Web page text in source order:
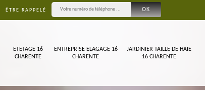
ÊTRE RAPPELÉ
ETETAGE 16
CHARENTE
ENTREPRISE ELAGAGE 16
CHARENTE
JARDINIER TAILLE DE HAIE
16 CHARENTE